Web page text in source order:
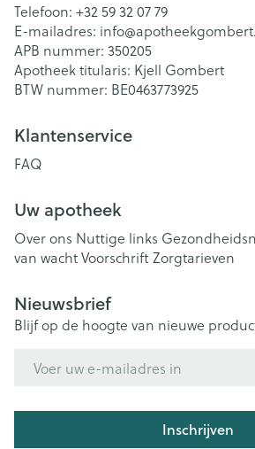
Telefoon: +32 59 32 07 79
E-mailadres: info@
APB nummer: 350205
Apotheek titularis: Kjell Gombert
BTW nummer: BE0463773925
Klantenservice
FAQ
Uw apotheek
Over ons Nuttige links
van wachtVoorschriftZorgtarieven
Nieuwsbrief
Blijf op de hoogte van nieuwe
Inschrijven